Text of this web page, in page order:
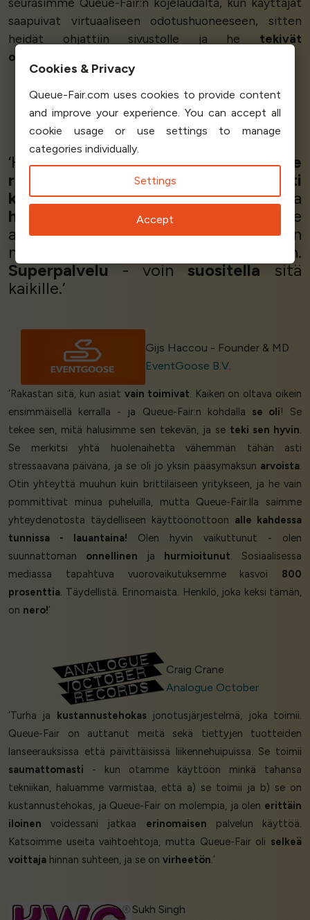
saapuivat virtuaaliseen odotushuoneeseen, sitten
heidät ohjattiin sivustolle ja he tekivät
onnistuneesti ostoksensa
Chris Shull - Founding Principal
Heyday Web Media
‘Helppokäyttöinen,paras vastine
rahalle
. Queue-Fair on
helposti
käyttöönotettavatuote, joka tarjoaa
huippumyyntiä
odottaville
asiakkaillemme välittömän
merkkituotteiden online-jonon.
Superpalvelu- voinsuositellasitä
kaikille.’
Gijs Haccou - Founder & MD
EventGoose B.V.
‘Rakastan sitä, kun asiatvain toimivat. Kaiken on oltava oikein
ensimmäisellä kerralla - ja Queue-Fair:n kohdalla se oli! Se
tekee sen, mitä halusimme sen tekevän, ja se teki sen hyvin.
Se merkitsi yhtä huolenaihetta vähemmän tähän asti
stressaavana päivänä, ja se oli jo yksin pääsymaksun arvoista.
Otin yhteyttä muuhun kuin brittiläiseen yritykseen, ja he vain
pommittivat minua puheluilla, mutta Queue-Fair:lla saimme
yhteydenotosta täydelliseen käyttöönottoon alle kahdessa
tunnissa - lauantaina! Olen hyvin vaikuttunut - olen
suunnattoman onnellinen ja hurmioitunut. Sosiaalisessa
mediassa tapahtuva vuorovaikutuksemme kasvoi 800
prosenttia. Täydellistä. Erinomaista. Henkilö, joka keksi tämän,
on nero!’
Craig Crane
Analogue October
‘Turha ja kustannustehokasjonotusjärjestelmä, joka toimii.
Queue-Fair on auttanut meitä sekä tiettyjen tuotteiden
lanseerauksissa että päivittäisissä liikennehuipuissa. Se toimii
saumattomasti - kun otamme käyttöön minkä tahansa
tekniikan, haluamme varmistaa, että a) se toimii ja b) se on
kustannustehokas, ja Queue-Fair on molempia, ja olen erittäin
iloinen voidessani jatkaa erinomaisen palvelun käyttöä.
Katsoimme useita vaihtoehtoja, mutta Queue-Fair oli selkeä
voittaja hinnan suhteen, ja se on virheetön.’
Sukh Singh
Cookies & Privacy
Queue-Fair.com uses cookies to provide content
and improve your experience. You can accept all
cookie usage or use settings to manage
categories individually.
Settings
Accept